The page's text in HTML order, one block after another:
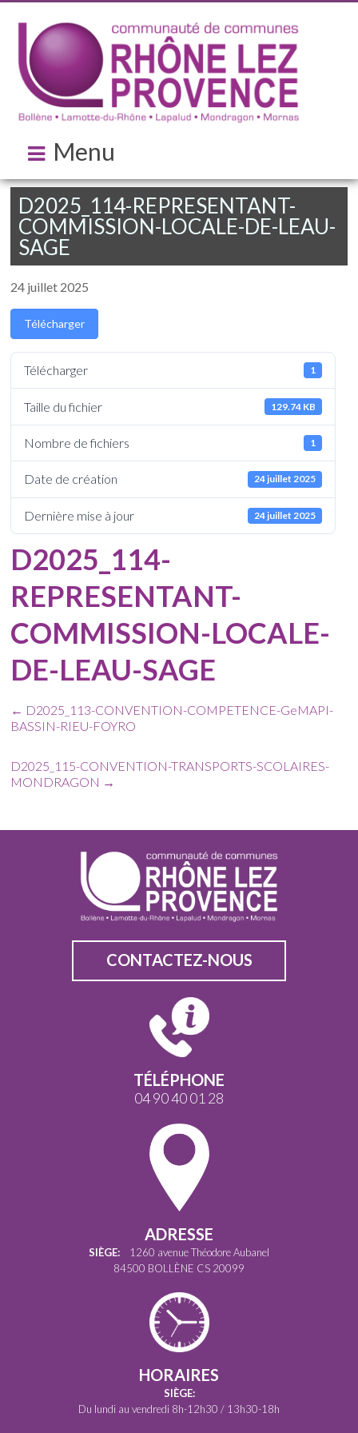
Menu
D2025_114-REPRESENTANT-
COMMISSION-LOCALE-DE-LEAU-
SAGE
24 juillet 2025
Télécharger
Télécharger 1
Taille du fichier 129.74 KB
Nombre de fichiers 1
Date de création 24 juillet 2025
Dernière mise à jour 24 juillet 2025
D2025_114-
REPRESENTANT-
COMMISSION-LOCALE-
DE-LEAU-SAGE
← D2025_113-CONVENTION-COMPETENCE-GeMAPI-
BASSIN-RIEU-FOYRO
D2025_115-CONVENTION-TRANSPORTS-SCOLAIRES-
MONDRAGON →
CONTACTEZ-NOUS
TÉLÉPHONE
04 90 40 01 28
ADRESSE
SIÈGE: 1260 avenue Théodore Aubanel
84500 BOLLÈNE CS 20099
HORAIRES
SIÈGE:
Du lundi au vendredi 8h-12h30 / 13h30-18h